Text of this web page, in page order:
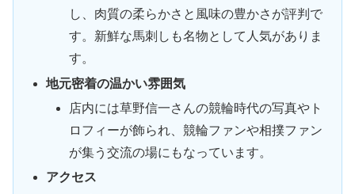
し、肉質の柔らかさと風味の豊かさが評判で
す。新鮮な馬刺しも名物として人気がありま
す。
地元密着の温かい雰囲気
店内には草野信一さんの競輪時代の写真やト
ロフィーが飾られ、競輪ファンや相撲ファン
が集う交流の場にもなっています。
アクセス